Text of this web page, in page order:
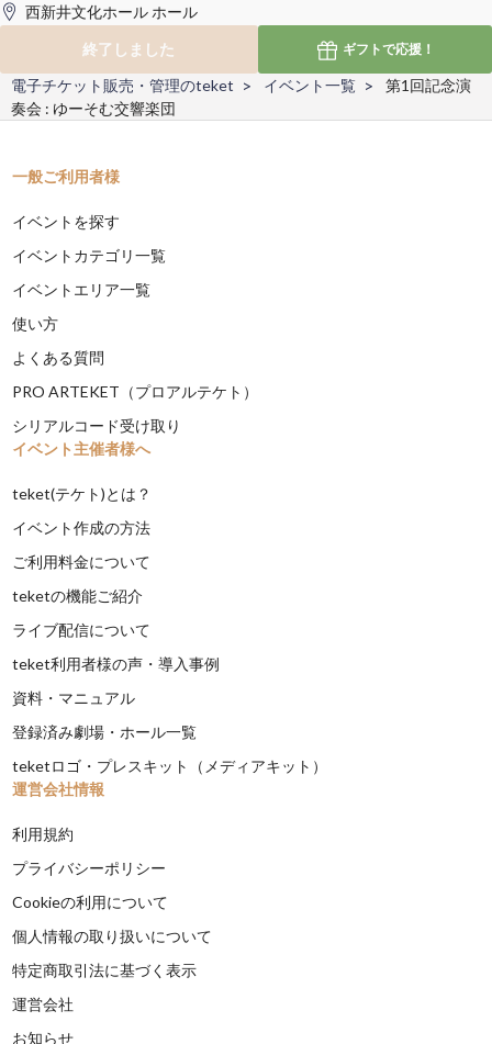
西新井文化ホール ホール
終了しました
ギフトで応援！
電子チケット販売・管理のteket イベント一覧
第1回記念演
奏会 : ゆーそむ交響楽団
一般ご利用者様
イベントを探す
イベントカテゴリ一覧
イベントエリア一覧
使い方
よくある質問
PRO ARTEKET（プロアルテケト）
シリアルコード受け取り
イベント主催者様へ
teket(テケト)とは？
イベント作成の方法
ご利用料金について
teketの機能ご紹介
ライブ配信について
teket利用者様の声・導入事例
資料・マニュアル
登録済み劇場・ホール一覧
teketロゴ・プレスキット（メディアキット）
運営会社情報
利用規約
プライバシーポリシー
Cookieの利用について
個人情報の取り扱いについて
特定商取引法に基づく表示
運営会社
お知らせ